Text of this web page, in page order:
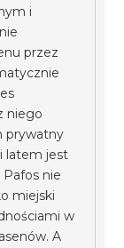
i
przez
niego
prywatny
latem jest
nie
miejski
w
A